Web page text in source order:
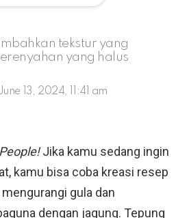
tekstur yang
yang halus
13, 2024, 11:41 am
Jika kamu sedang ingin
kamu bisa coba kreasi resep
gula dan
dengan jagung. Tepung